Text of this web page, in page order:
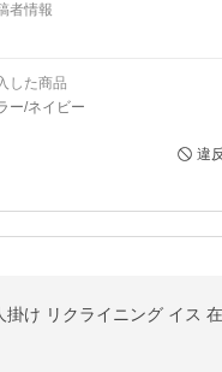
者情報
した商品
ー/ネイビー
違
け リクライニング イス